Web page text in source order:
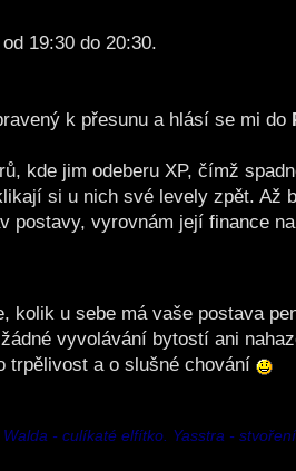
od 19:30 do 20:30.
k přesunu a hlásí se mi do
kde jim odeberu XP, čímž
si u nich své levely zpět. Až
postavy, vyrovnám její finance
kolik u sebe má vaše postava
vyvolávání bytostí ani
trpělivost a o slušné chování
- culíkaté elfítko. Yasstra -